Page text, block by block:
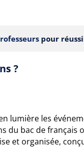
pour
?
lumière les
du bac de français
et organisée,